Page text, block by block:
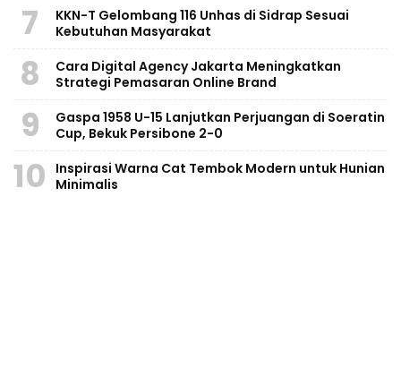
7
KKN-T Gelombang 116 Unhas di Sidrap Sesuai
Kebutuhan Masyarakat
8
Cara Digital Agency Jakarta Meningkatkan
Strategi Pemasaran Online Brand
9
Gaspa 1958 U-15 Lanjutkan Perjuangan di Soeratin
Cup, Bekuk Persibone 2-0
10
Inspirasi Warna Cat Tembok Modern untuk Hunian
Minimalis